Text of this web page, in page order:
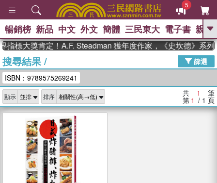
5
GO
高希均教授回憶錄
、 The Odyssey 、 父親節 、 如果歷
獎 臺灣漫遊錄 、 方念華 、 台灣的李
登輝時代
數學女孩：黎曼猜想 、
偉大的迷走神經
暢銷榜 新品 中文 外文 簡體 三民東大 電子書 親子
指標大獎肯定！A.F. Steadman 獲年度作家，《史坎德》系列
搜尋結果/
篩選
ISBN：9789575269241
顯示 排序 共 1 筆
第 1 / 1 頁